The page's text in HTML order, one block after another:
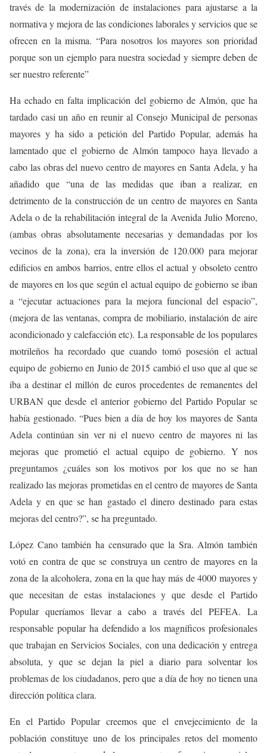
través de la modernización de instalaciones para ajustarse a la
normativa y mejora de las condiciones laborales y servicios que se
ofrecen en la misma. “Para nosotros los mayores son prioridad
porque son un ejemplo para nuestra sociedad y siempre deben de
ser nuestro referente”
Ha echado en falta implicación del gobierno de Almón, que ha
tardado casi un año en reunir al Consejo Municipal de personas
mayores y ha sido a petición del Partido Popular, además ha
lamentado que el gobierno de Almón tampoco haya llevado a
cabo las obras del nuevo centro de mayores en Santa Adela, y ha
añadido que “una de las medidas que iban a realizar, en
detrimento de la construcción de un centro de mayores en Santa
Adela o de la rehabilitación integral de la Avenida Julio Moreno,
(ambas obras absolutamente necesarias y demandadas por los
vecinos de la zona), era la inversión de 120.000 para mejorar
edificios en ambos barrios, entre ellos el actual y obsoleto centro
de mayores en los que según el actual equipo de gobierno se iban
a “ejecutar actuaciones para la mejora funcional del espacio”,
(mejora de las ventanas, compra de mobiliario, instalación de aire
acondicionado y calefacción etc). La responsable de los populares
motrileños ha recordado que cuando tomó posesión el actual
equipo de gobierno en Junio de 2015 cambió el uso que al que se
iba a destinar el millón de euros procedentes de remanentes del
URBAN que desde el anterior gobierno del Partido Popular se
había gestionado. “Pues bien a día de hoy los mayores de Santa
Adela continúan sin ver ni el nuevo centro de mayores ni las
mejoras que prometió el actual equipo de gobierno. Y nos
preguntamos ¿cuáles son los motivos por los que no se han
realizado las mejoras prometidas en el centro de mayores de Santa
Adela y en que se han gastado el dinero destinado para estas
mejoras del centro?”, se ha preguntado.
López Cano también ha censurado que la Sra. Almón también
votó en contra de que se construya un centro de mayores en la
zona de la alcoholera, zona en la que hay más de 4000 mayores y
que necesitan de estas instalaciones y que desde el Partido
Popular queríamos llevar a cabo a través del PEFEA. La
responsable popular ha defendido a los magníficos profesionales
que trabajan en Servicios Sociales, con una dedicación y entrega
absoluta, y que se dejan la piel a diario para solventar los
problemas de los ciudadanos, pero que a día de hoy no tienen una
dirección política clara.
En el Partido Popular creemos que el envejecimiento de la
población constituye uno de los principales retos del momento